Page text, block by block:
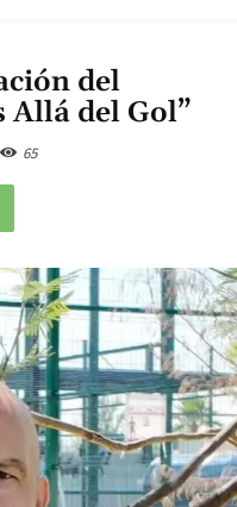
del
Allá del Gol”
65